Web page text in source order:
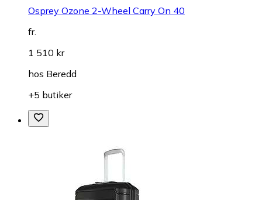
Osprey Ozone 2-Wheel Carry On 40
fr.
1 510 kr
hos Beredd
+5 butiker